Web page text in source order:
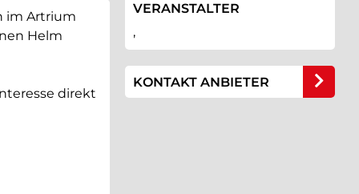
im Artrium
Helm
direkt
VERANSTALTER
,
KONTAKT ANBIETER